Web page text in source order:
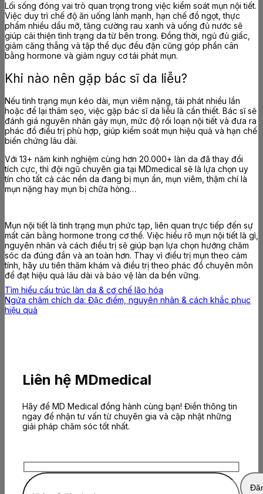
Lối sống đóng vai trò quan trọng trong việc kiểm soát mụn nội tiết.
Việc duy trì chế độ ăn uống lành mạnh, hạn chế đồ ngọt, thực
phẩm nhiều dầu mỡ, tăng cường rau xanh và uống đủ nước sẽ
giúp cải thiện tình trạng da từ bên trong. Đồng thời, ngủ đủ giấc,
giảm căng thẳng và tập thể dục đều đặn cũng góp phần cân
bằng hormone và giảm nguy cơ tái phát mụn.
Khi nào nên gặp bác sĩ da liễu?
Nếu tình trạng mụn kéo dài, mụn viêm nặng, tái phát nhiều lần
hoặc để lại thâm sẹo, việc gặp bác sĩ da liễu là cần thiết. Bác sĩ sẽ
đánh giá nguyên nhân gây mụn, mức độ rối loạn nội tiết và đưa ra
phác đồ điều trị phù hợp, giúp kiểm soát mụn hiệu quả và hạn chế
biến chứng lâu dài.
Với 13+ năm kinh nghiệm cùng hơn 20.000+ làn da đã thay đổi
tích cực, thì đội ngũ chuyên gia tại MDmedical sẽ là lựa chọn uy
tín cho tất cả các nền da đang bị mụn ẩn, mụn viêm, thậm chí là
mụn nặng hay mụn bị chữa hỏng…
Mụn nội tiết là tình trạng mụn phức tạp, liên quan trực tiếp đến sự
mất cân bằng hormone trong cơ thể. Việc hiểu rõ mụn nội tiết là gì,
nguyên nhân và cách điều trị sẽ giúp bạn lựa chọn hướng chăm
sóc da đúng đắn và an toàn hơn. Thay vì điều trị mụn theo cảm
tính, hãy ưu tiên thăm khám và điều trị theo phác đồ chuyên môn
để đạt hiệu quả lâu dài và bảo vệ làn da bền vững.
Tìm hiểu cấu trúc làn da & cơ chế lão hóa
Ngứa châm chích da: Đặc điểm, nguyên nhân & cách khắc phục
hiệu quả
Liên hệ MDmedical
Hãy để MD Medical đồng hành cùng bạn! Điền thông tin
ngay để nhận tư vấn từ chuyên gia và cập nhật những
giải pháp chăm sóc tốt nhất.